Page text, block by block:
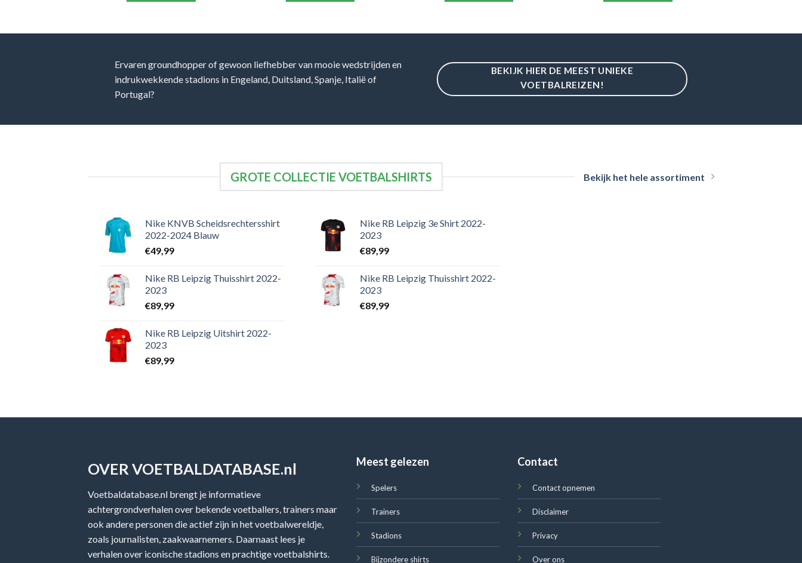
Ervaren groundhopper of gewoon liefhebber van mooie wedstrijden en
indrukwekkende stadions in Engeland, Duitsland, Spanje, Italië of
Portugal?
BEKIJK HIER DE MEEST UNIEKE
VOETBALREIZEN!
GROTE COLLECTIE VOETBALSHIRTS Bekijk het hele assortiment
Nike KNVB Scheidsrechtersshirt
2022-2024 Blauw
€49,99
Nike RB Leipzig Thuisshirt 2022-
2023
€89,99
Nike RB Leipzig Uitshirt 2022-
2023
€89,99
Nike RB Leipzig 3e Shirt 2022-
2023
€89,99
Nike RB Leipzig Thuisshirt 2022-
2023
€89,99
OVER VOETBALDATABASE.nl
Voetbaldatabase.nl brengt je informatieve
achtergrondverhalen over bekende voetballers, trainers maar
ook andere personen die actief zijn in het voetbalwereldje,
zoals journalisten, zaakwaarnemers. Daarnaast lees je
verhalen over iconische stadions en prachtige voetbalshirts.
Meest gelezen
Spelers
Trainers
Stadions
Bijzondere shirts
Contact
Contact opnemen
Disclaimer
Privacy
Over ons